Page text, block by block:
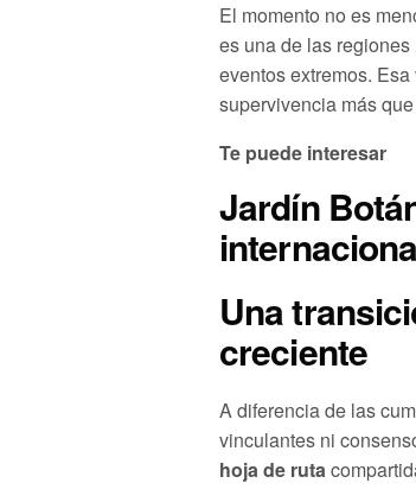
El momento no es
es una de las
eventos extremos.
supervivencia más
Te puede interesar
Jardín
Una
creciente
A diferencia de las
vinculantes ni
hoja de ruta